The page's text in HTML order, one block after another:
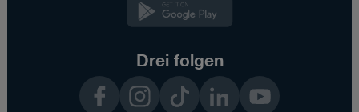
Drei folgen
InstagramTikTok LinkedIn YouTube